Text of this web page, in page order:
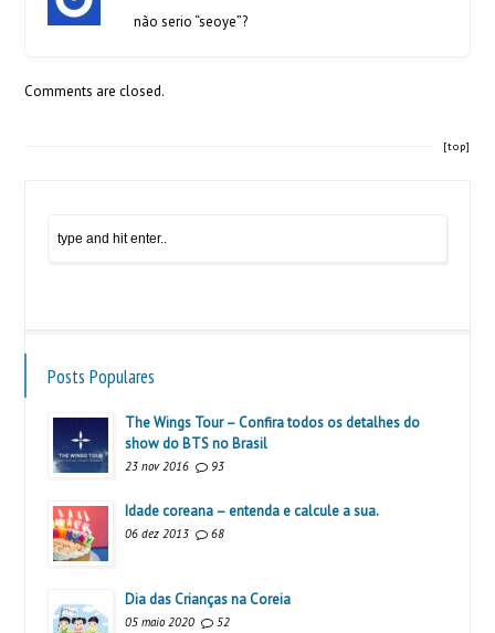
não serio “seoye”?
Comments are closed.
[top]
Posts Populares
The Wings Tour – Confira todos os detalhes do
show do BTS no Brasil
23 nov 2016 93
Idade coreana – entenda e calcule a sua.
06 dez 2013 68
Dia das Crianças na Coreia
05 maio 2020 52